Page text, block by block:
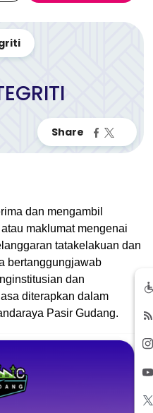
dan mengambil
maklumat mengenai
tatakelakuan dan
bertanggungjawab
dan
diterapkan dalam
Pasir Gudang.